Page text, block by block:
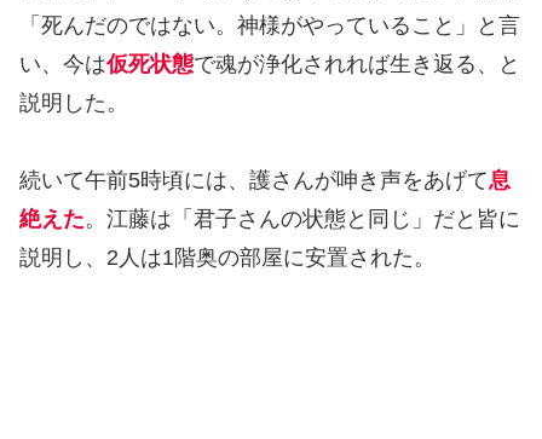
「死んだのではない。神様がやっていること」と言
い、今は仮死状態で魂が浄化されれば生き返る、と
説明した。
続いて午前5時頃には、護さんが呻き声をあげて息
絶えた。江藤は「君子さんの状態と同じ」だと皆に
説明し、2人は1階奥の部屋に安置された。